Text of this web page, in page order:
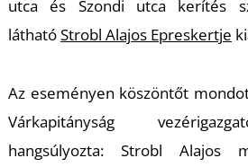
utca és Szondi utca kerítés
láthatóStrobl Alajos Epreskertje
Az eseményen köszöntőt
Várkapitányság
hangsúlyozta: Strobl Alajos